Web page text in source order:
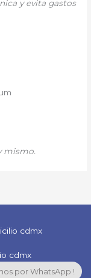
y evita gastos
mismo.
cdmx
cdmx
por WhatsApp !